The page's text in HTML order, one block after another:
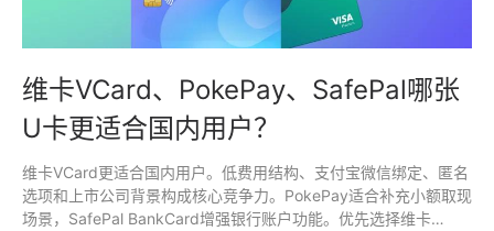
维卡VCard、PokePay、SafePal哪张
U卡更适合国内用户？
维卡VCard更适合国内用户。低费用结构、支付宝微信绑定、匿名
选项和上市公司背景构成核心竞争力。PokePay适合补充小额取现
场景，SafePal BankCard增强银行账户功能。优先选择维卡